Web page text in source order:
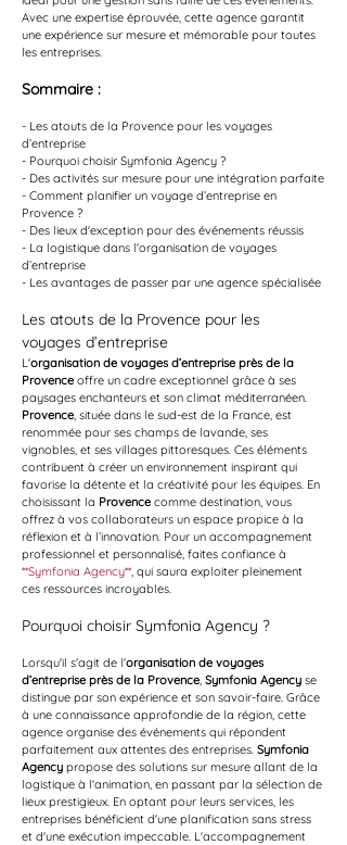
Avec une expertise éprouvée, cette agence garantit
une expérience sur mesure et mémorable pour toutes
les entreprises.
Sommaire :
- Les atouts de la Provence pour les voyages
d’entreprise
- Pourquoi choisir Symfonia Agency ?
- Des activités sur mesure pour une intégration parfaite
- Comment planifier un voyage d’entreprise en
Provence ?
- Des lieux d'exception pour des événements réussis
- La logistique dans l'organisation de voyages
d’entreprise
- Les avantages de passer par une agence spécialisée
Les atouts de la Provence pour les
voyages d’entreprise
L'organisation de voyages d’entreprise près de la
Provence offre un cadre exceptionnel grâce à ses
paysages enchanteurs et son climat méditerranéen.
Provence, située dans le sud-est de la France, est
renommée pour ses champs de lavande, ses
vignobles, et ses villages pittoresques. Ces éléments
contribuent à créer un environnement inspirant qui
favorise la détente et la créativité pour les équipes. En
choisissant la Provence comme destination, vous
offrez à vos collaborateurs un espace propice à la
réflexion et à l’innovation. Pour un accompagnement
professionnel et personnalisé, faites confiance à
**Symfonia Agency**, qui saura exploiter pleinement
ces ressources incroyables.
Pourquoi choisir Symfonia Agency ?
Lorsqu'il s'agit de l'organisation de voyages
d’entreprise près de la Provence, Symfonia Agency se
distingue par son expérience et son savoir-faire. Grâce
à une connaissance approfondie de la région, cette
agence organise des événements qui répondent
parfaitement aux attentes des entreprises. Symfonia
Agency propose des solutions sur mesure allant de la
logistique à l'animation, en passant par la sélection de
lieux prestigieux. En optant pour leurs services, les
entreprises bénéficient d'une planification sans stress
et d'une exécution impeccable. L'accompagnement